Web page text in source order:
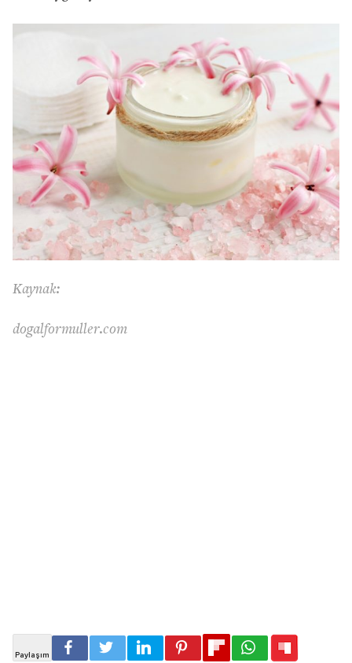
Kaynak:
dogalformuller.com